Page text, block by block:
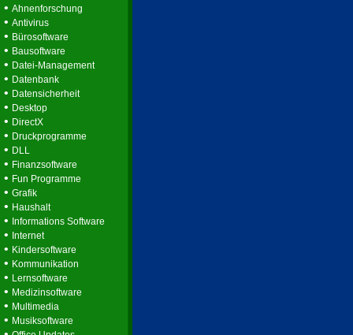
• Ahnenforschung
• Antivirus
• Bürosoftware
• Bausoftware
• Datei-Management
• Datenbank
• Datensicherheit
• Desktop
• DirectX
• Druckprogramme
• DLL
• Finanzsoftware
• Fun Programme
• Grafik
• Haushalt
• Informations Software
• Internet
• Kindersoftware
• Kommunikation
• Lernsoftware
• Medizinsoftware
• Multimedia
• Musiksoftware